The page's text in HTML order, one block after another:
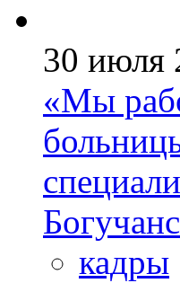
30 июля
«Мы
кадры